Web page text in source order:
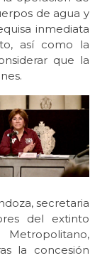
de agua y
inmediata
así como la
que la
secretaria
del extinto
la concesión